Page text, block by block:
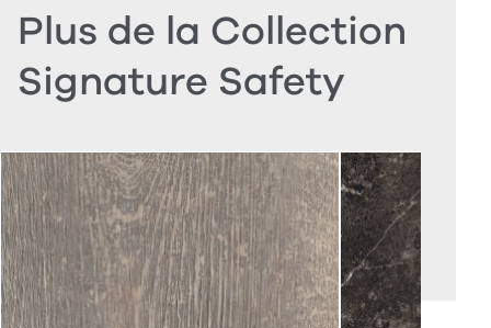
Plus de la Collection
Signature Safety